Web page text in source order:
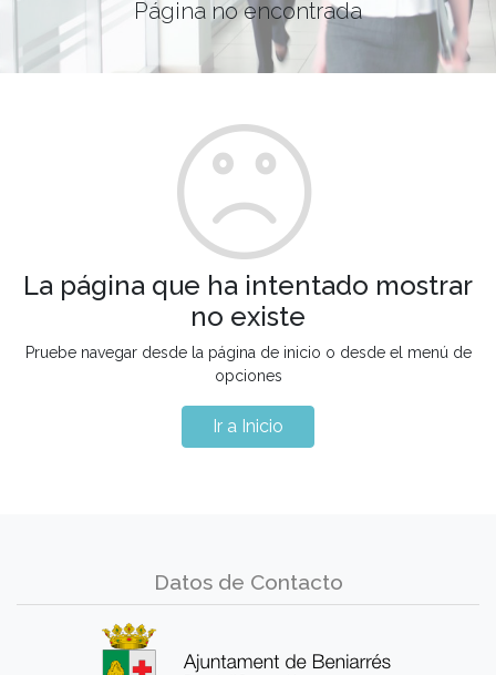
Página no encontrada
La página que ha intentado mostrar
no existe
Pruebe navegar desde la página de inicio o desde el menú de
opciones
Ir a Inicio
Datos de Contacto